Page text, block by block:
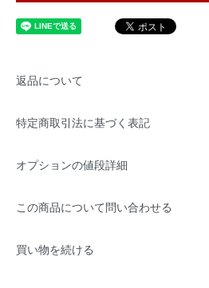
返品について
特定商取引法に基づく表記
オプションの値段詳細
この商品について問い合わせる
買い物を続ける